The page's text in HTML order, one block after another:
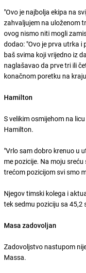
"Ovo je najbolja ekipa na
zahvaljujem na uloženom
ovog nismo niti mogli
dodao: "Ovo je prva utrka
baš svima koji vrijedno iz
naglašavao da prve tri ili
konačnom poretku na
Hamilton
S velikim osmijehom na
Hamilton.
"Vrlo sam dobro krenuo u
me pozicije. Na moju
trećom pozicijom svi smo
Njegov timski kolega i
tek sedmu poziciju sa
Masa zadovoljan
Zadovoljstvo nastupom
Massa.